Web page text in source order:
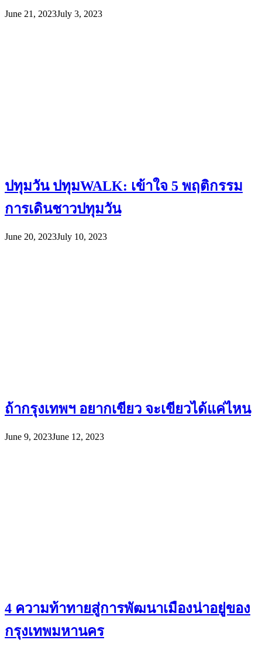
June 21, 2023July 3, 2023
ปทุมวัน ปทุมWALK: เข้าใจ 5 พฤติกรรม
การเดินชาวปทุมวัน
June 20, 2023July 10, 2023
ถ้ากรุงเทพฯ อยากเขียว จะเขียวได้แค่ไหน
June 9, 2023June 12, 2023
4 ความท้าทายสู่การพัฒนาเมืองน่าอยู่ของ
กรุงเทพมหานคร